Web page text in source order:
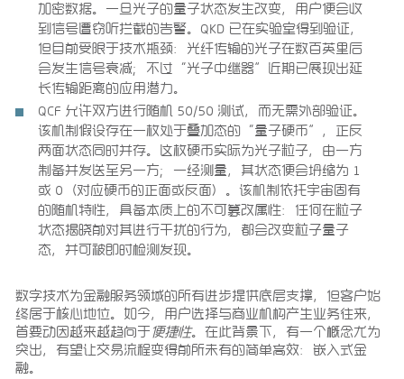
加密数据。一旦光子的量子状态发生改变，用户便会收
到信号遭窃听拦截的告警。QKD 已在实验室得到验证，
但目前受限于技术瓶颈：光纤传输的光子在数百英里后
会发生信号衰减；不过“光子中继器”近期已展现出延
长传输距离的应用潜力。
QCF 允许双方进行随机 50/50 测试，而无需外部验证。
该机制假设存在一枚处于叠加态的“量子硬币”，正反
两面状态同时并存。这枚硬币实际为光子粒子，由一方
制备并发送至另一方；一经测量，其状态便会坍缩为 1
或 0（对应硬币的正面或反面）。该机制依托宇宙固有
的随机特性，具备本质上的不可篡改属性：任何在粒子
状态揭晓前对其进行干扰的行为，都会改变粒子量子
态，并可被即时检测发现。
数字技术为金融服务领域的所有进步提供底层支撑，但客户始
终居于核心地位。如今，用户选择与商业机构产生业务往来，
首要动因越来越趋向于 便捷性。在此背景下，有一个概念尤为
突出，有望让交易流程变得前所未有的简单高效：嵌入式金
融。